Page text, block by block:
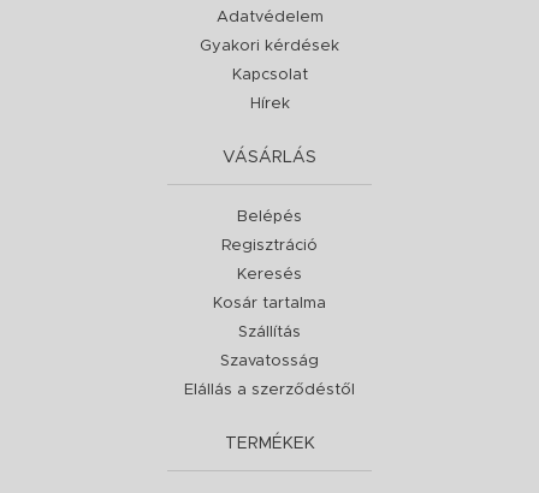
Adatvédelem
Gyakori kérdések
Kapcsolat
Hírek
VÁSÁRLÁS
Belépés
Regisztráció
Keresés
Kosár tartalma
Szállítás
Szavatosság
Elállás a szerződéstől
TERMÉKEK